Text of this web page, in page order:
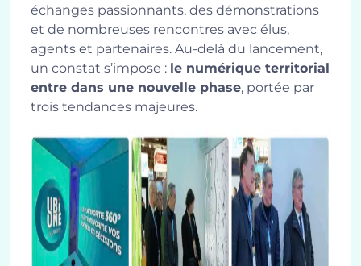
échanges passionnants, des démonstrations
et de nombreuses rencontres avec élus,
agents et partenaires. Au-delà du lancement,
un constat s’impose : le numérique territorial
entre dans une nouvelle phase, portée par
trois tendances majeures.